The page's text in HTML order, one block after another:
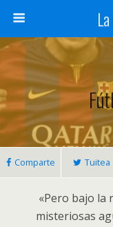
Comparte Tuitea
«Pero bajo la
misteriosas